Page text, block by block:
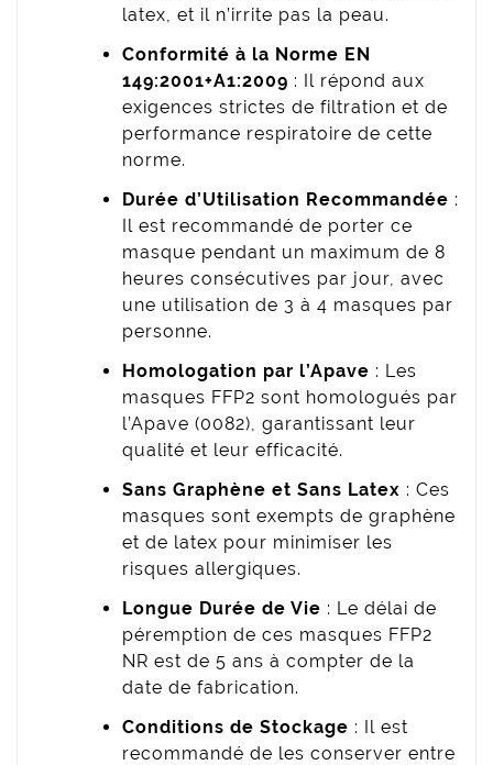
latex, et il n’irrite pas la peau.
Conformité à la Norme EN
149:2001+A1:2009 : Il répond aux
exigences strictes de filtration et de
performance respiratoire de cette
norme.
Durée d’Utilisation Recommandée :
Il est recommandé de porter ce
masque pendant un maximum de 8
heures consécutives par jour, avec
une utilisation de 3 à 4 masques par
personne.
Homologation par l’Apave : Les
masques FFP2 sont homologués par
l’Apave (0082), garantissant leur
qualité et leur efficacité.
Sans Graphène et Sans Latex : Ces
masques sont exempts de graphène
et de latex pour minimiser les
risques allergiques.
Longue Durée de Vie : Le délai de
péremption de ces masques FFP2
NR est de 5 ans à compter de la
date de fabrication.
Conditions de Stockage : Il est
recommandé de les conserver entre